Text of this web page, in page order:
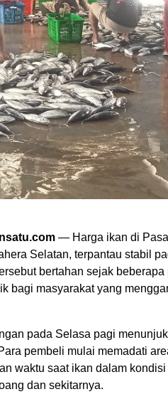
— Harga ikan di
Selatan, terpantau stabil
bertahan sejak
bagi masyarakat yang
pada Selasa pagi
pembeli mulai memadati
waktu saat ikan dalam
dan sekitarnya.